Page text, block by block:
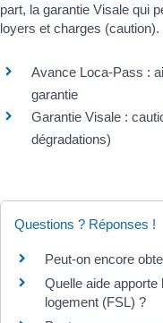
part, la garantie Visale qui
loyers et charges (caution).
Avance Loca-Pass :
garantie
Garantie Visale :
dégradations)
Questions ? Réponses !
Peut-on encore
Quelle aide apporte
logement (FSL) ?